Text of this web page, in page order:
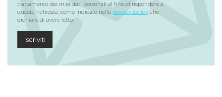
trattamento dei miei dati personali al fine di rispondere a
questa richiesta, come indicato nella privacy policy che
dichiaro di avere letto.
Iscriviti